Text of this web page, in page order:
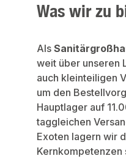
Was wir zu
Als
weit über unseren
auch kleinteiligen
um den
Hauptlager auf
taggleichen
Exoten lagern wir
Kernkompetenzen